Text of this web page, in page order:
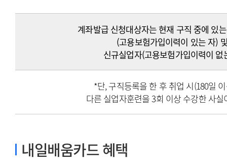
계좌발급 신청대상자는 현재 구직 중에 있
(고용보험가입이력이 있는 자)
신규실업자(고용보험가입이력이 없
*단, 구직등록을 한 후 취업 시(180일
다른 실업자훈련을 3회 이상 수강한 사실
내일배움카드 혜택